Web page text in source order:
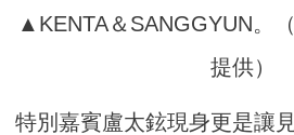
▲KENTA＆SANGGYUN。
提供）
特別嘉賓盧太鉉現身更是讓